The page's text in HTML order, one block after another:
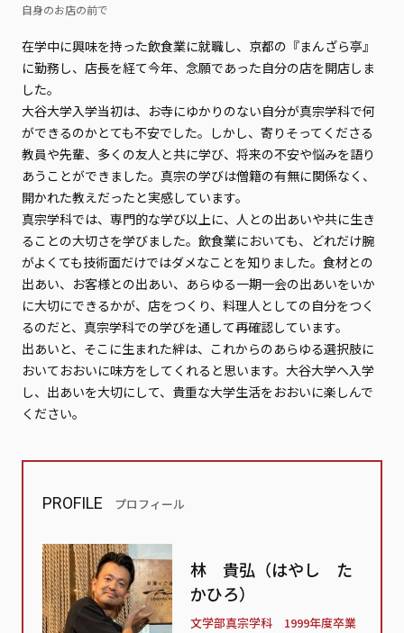
自身のお店の前で
在学中に興味を持った飲食業に就職し、京都の『まんざら亭』
に勤務し、店長を経て今年、念願であった自分の店を開店しま
した。
大谷大学入学当初は、お寺にゆかりのない自分が真宗学科で何
ができるのかとても不安でした。しかし、寄りそってくださる
教員や先輩、多くの友人と共に学び、将来の不安や悩みを語り
あうことができました。真宗の学びは僧籍の有無に関係なく、
開かれた教えだったと実感しています。
真宗学科では、専門的な学び以上に、人との出あいや共に生き
ることの大切さを学びました。飲食業においても、どれだけ腕
がよくても技術面だけではダメなことを知りました。食材との
出あい、お客様との出あい、あらゆる一期一会の出あいをいか
に大切にできるかが、店をつくり、料理人としての自分をつく
るのだと、真宗学科での学びを通して再確認しています。
出あいと、そこに生まれた絆は、これからのあらゆる選択肢に
おいておおいに味方をしてくれると思います。大谷大学へ入学
し、出あいを大切にして、貴重な大学生活をおおいに楽しんで
ください。
PROFILE プロフィール
林 貴弘（はやし た
かひろ）
文学部真宗学科 1999年度卒業